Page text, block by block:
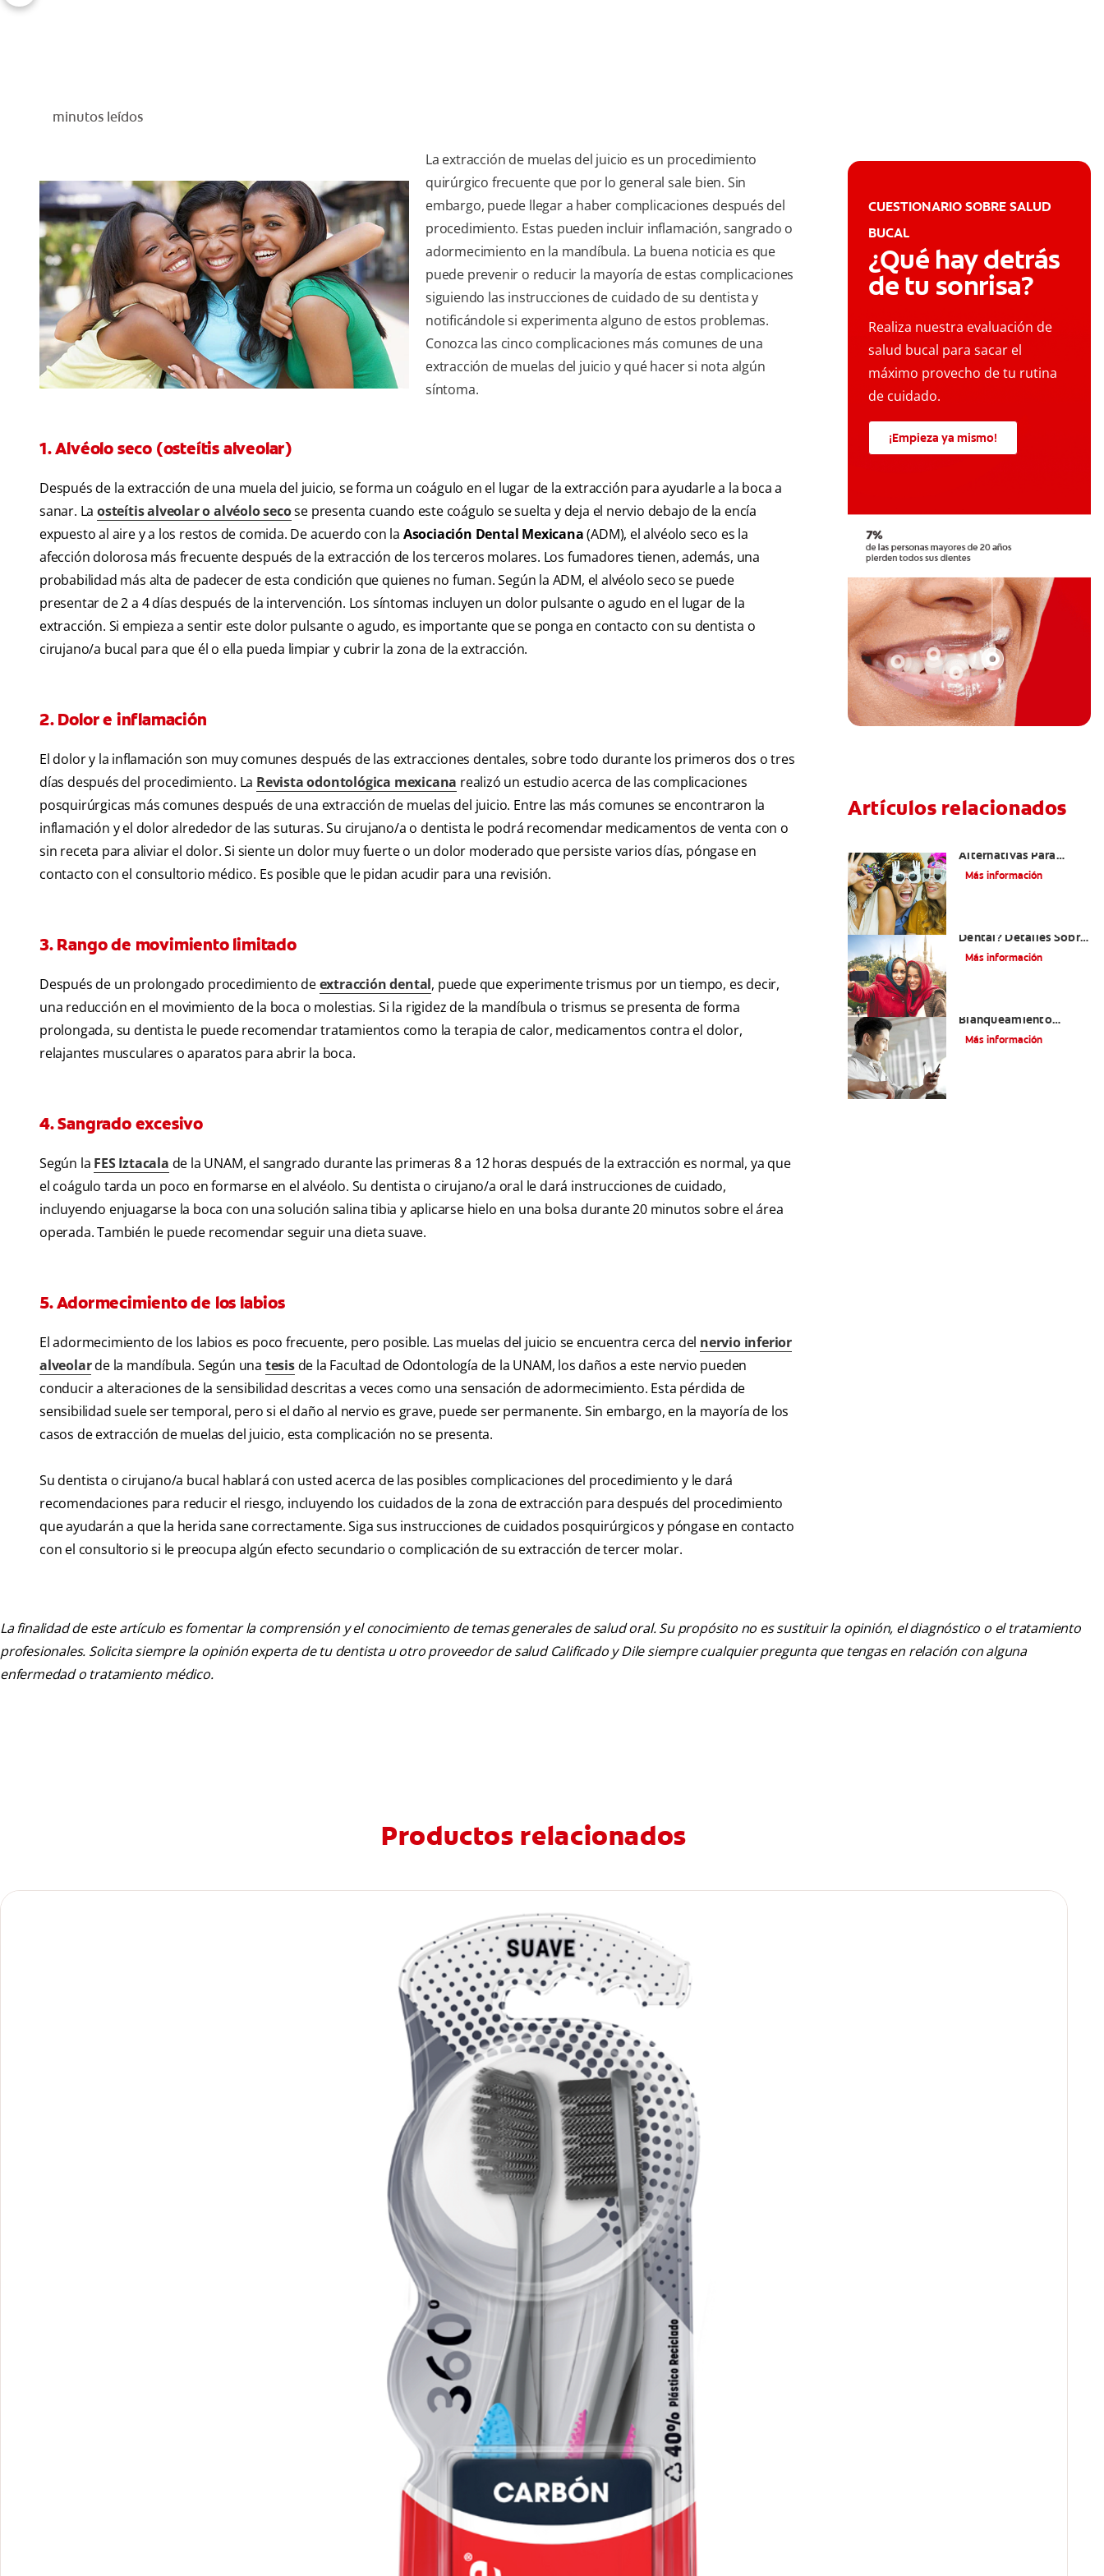
minutos leídos
La extracción de muelas del juicio es un procedimiento
quirúrgico frecuente que por lo general sale bien. Sin
embargo, puede llegar a haber complicaciones después del
procedimiento. Estas pueden incluir inflamación, sangrado o
adormecimiento en la mandíbula. La buena noticia es que
puede prevenir o reducir la mayoría de estas complicaciones
siguiendo las instrucciones de cuidado de su dentista y
notificándole si experimenta alguno de estos problemas.
Conozca las cinco complicaciones más comunes de una
extracción de muelas del juicio y qué hacer si nota algún
síntoma.
1. Alvéolo seco (osteítis alveolar)
Después de la extracción de una muela del juicio, se forma un coágulo en el lugar de la extracción para ayudarle a la boca a
sanar. La osteítis alveolar o alvéolo secose presenta cuando este coágulo se suelta y deja el nervio debajo de la encía
expuesto al aire y a los restos de comida. De acuerdo con la Asociación Dental Mexicana(ADM), el alvéolo seco es la
afección dolorosa más frecuente después de la extracción de los terceros molares. Los fumadores tienen, además, una
probabilidad más alta de padecer de esta condición que quienes no fuman. Según la ADM, el alvéolo seco se puede
presentar de 2 a 4 días después de la intervención. Los síntomas incluyen un dolor pulsante o agudo en el lugar de la
extracción. Si empieza a sentir este dolor pulsante o agudo, es importante que se ponga en contacto con su dentista o
cirujano/a bucal para que él o ella pueda limpiar y cubrir la zona de la extracción.
2. Dolor e inflamación
El dolor y la inflamación son muy comunes después de las extracciones dentales, sobre todo durante los primeros dos o tres
días después del procedimiento. La Revista odontológica mexicana realizó un estudio acerca de las complicaciones
posquirúrgicas más comunes después de una extracción de muelas del juicio. Entre las más comunes se encontraron la
inflamación y el dolor alrededor de las suturas. Su cirujano/a o dentista le podrá recomendar medicamentos de venta con o
sin receta para aliviar el dolor. Si siente un dolor muy fuerte o un dolor moderado que persiste varios días, póngase en
contacto con el consultorio médico. Es posible que le pidan acudir para una revisión.
3. Rango de movimiento limitado
Después de un prolongado procedimiento deextracción dental, puede que experimente trismus por un tiempo, es decir,
una reducción en el movimiento de la boca o molestias. Si la rigidez de la mandíbula o trismus se presenta de forma
prolongada, su dentista le puede recomendar tratamientos como la terapia de calor, medicamentos contra el dolor,
relajantes musculares o aparatos para abrir la boca.
4. Sangrado excesivo
Según la FES Iztacala de la UNAM, el sangrado durante las primeras 8 a 12 horas después de la extracción es normal, ya que
el coágulo tarda un poco en formarse en el alvéolo. Su dentista o cirujano/a oral le dará instrucciones de cuidado,
incluyendo enjuagarse la boca con una solución salina tibia y aplicarse hielo en una bolsa durante 20 minutos sobre el área
operada. También le puede recomendar seguir una dieta suave.
5. Adormecimiento de los labios
El adormecimiento de los labios es poco frecuente, pero posible. Las muelas del juicio se encuentra cerca del nervio inferior
alveolarde la mandíbula. Según una tesisde la Facultad de Odontología de la UNAM, los daños a este nervio pueden
conducir a alteraciones de la sensibilidad descritas a veces como una sensación de adormecimiento. Esta pérdida de
sensibilidad suele ser temporal, pero si el daño al nervio es grave, puede ser permanente. Sin embargo, en la mayoría de los
casos de extracción de muelas del juicio, esta complicación no se presenta.
Su dentista o cirujano/a bucal hablará con usted acerca de las posibles complicaciones del procedimiento y le dará
recomendaciones para reducir el riesgo, incluyendo los cuidados de la zona de extracción para después del procedimiento
que ayudarán a que la herida sane correctamente. Siga sus instrucciones de cuidados posquirúrgicos y póngase en contacto
con el consultorio si le preocupa algún efecto secundario o complicación de su extracción de tercer molar.
CUESTIONARIO SOBRE SALUD
BUCAL
¿Qué hay detrás
de tu sonrisa?
Realiza nuestra evaluación de
salud bucal para sacar el
máximo provecho de tu rutina
de cuidado.
¡Empieza ya mismo!
Artículos relacionados
Alternativas Para
Mejorar Mi Sonrisa?
Más información
Dental? Detalles Sobre
Los Métodos Y Los
Más información
Blanqueamiento
Dental Y Carillas
Más información
La finalidad de este artículo es fomentar la comprensión y el conocimiento de temas generales de salud oral. Su propósito no es sustituir la opinión, el diagnóstico o el tratamiento
profesionales. Solicita siempre la opinión experta de tu dentista u otro proveedor de salud Calificado y Dile siempre cualquier pregunta que tengas en relación con alguna
enfermedad o tratamiento médico.
Productos relacionados